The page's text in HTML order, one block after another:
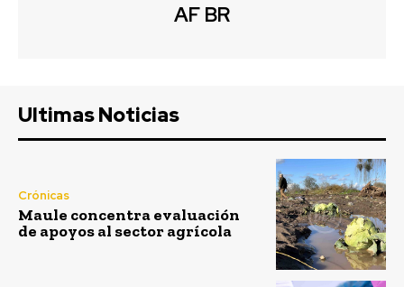
AF BR
Ultimas Noticias
Crónicas
Maule concentra evaluación
de apoyos al sector agrícola